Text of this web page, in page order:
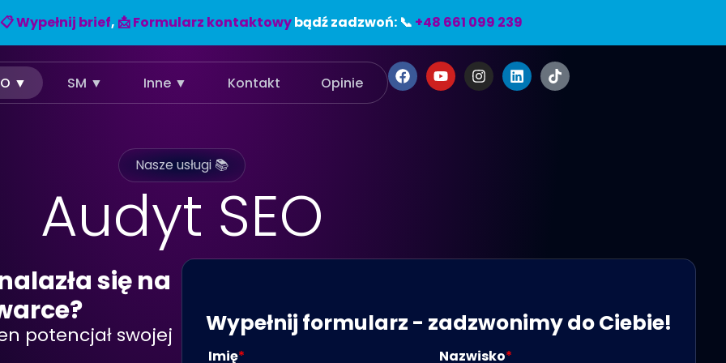
📋 Wypełnij brief, 📩 Formularz kontaktowybądź zadzwoń: 📞 +48 661 099 239
▼ SM ▼ Inne ▼ Kontakt Opinie
Nasze usługi 📚
Audyt SEO
się na
potencjał swojej Wypełnij formularz - zadzwonimy do Ciebie!